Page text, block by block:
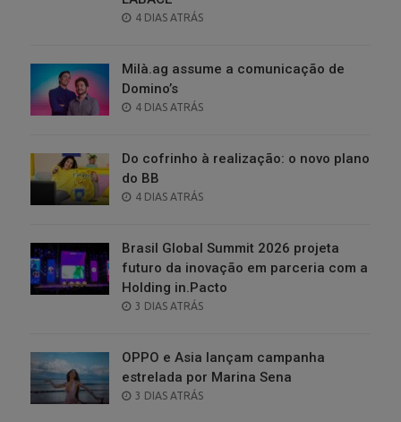
POSTED
4 DIAS ATRÁS
Milà.ag assume a comunicação de
Domino’s
POSTED
4 DIAS ATRÁS
Do cofrinho à realização: o novo plano
do BB
POSTED
4 DIAS ATRÁS
Brasil Global Summit 2026 projeta
futuro da inovação em parceria com a
Holding in.Pacto
POSTED
3 DIAS ATRÁS
OPPO e Asia lançam campanha
estrelada por Marina Sena
POSTED
3 DIAS ATRÁS